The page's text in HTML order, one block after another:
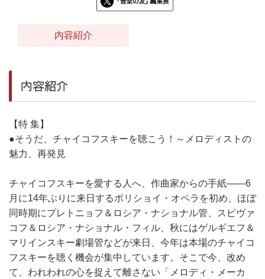
内容紹介
内容紹介
【特 集】
●そうだ、チャイコフスキーを聴こう！～メロディストの
魅力、再発見
チャイコフスキーを愛する人へ、作曲家からの手紙――6
月に14年ぶりに来日するボリショイ・オペラを初め、ほぼ
同時期にプレトニョフ＆ロシア・ナショナル管、スピヴァ
コフ＆ロシア・ナショナル・フィル、秋にはゲルギエフ＆
マリインスキー劇場管などが来日、今年は本場のチャイコ
フスキーを聴く機会が集中しています。そこで今、改め
て、われわれの心を捉えて離さない「メロディ・メーカ